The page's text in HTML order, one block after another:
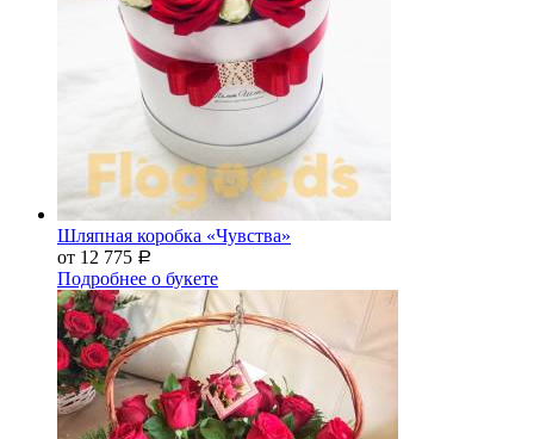
Шляпная коробка «Чувства»
от 12 775 Р
Подробнее о букете